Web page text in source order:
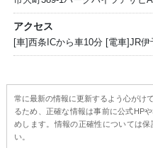
アクセス
[車]西条ICから車10分 [電車]JR
常に最新の情報に更新するよう心がけ
るため、正確な情報は事前に公式HP
めします。情報の正確性については
い。